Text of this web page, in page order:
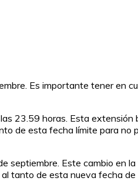
Es importante tener en
23.59 horas. Esta extensión
de esta fecha límite para no
septiembre. Este cambio en
tanto de esta nueva fecha